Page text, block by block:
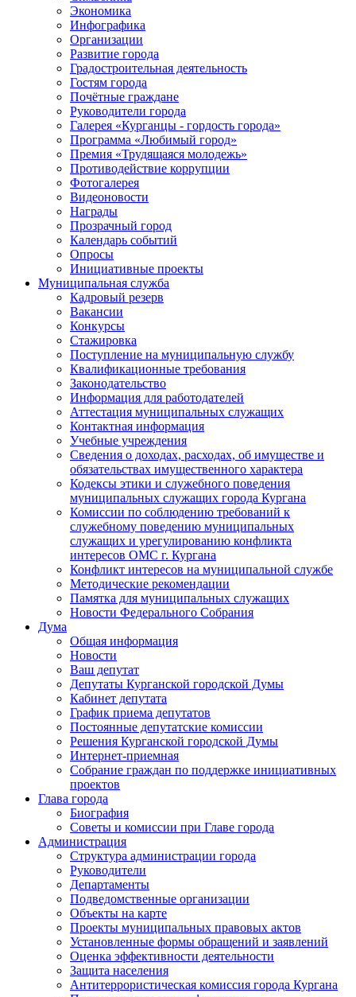
Экономика
Инфографика
Организации
Развитие города
Градостроительная деятельность
Гостям города
Почётные граждане
Руководители города
Галерея «Курганцы - гордость города»
Программа «Любимый город»
Премия «Трудящаяся молодежь»
Противодействие коррупции
Фотогалерея
Видеоновости
Награды
Прозрачный город
Календарь событий
Опросы
Инициативные проекты
Муниципальная служба
Кадровый резерв
Вакансии
Конкурсы
Стажировка
Поступление на муниципальную службу
Квалификационные требования
Законодательство
Информация для работодателей
Аттестация муниципальных служащих
Контактная информация
Учебные учреждения
Сведения о доходах, расходах, об имуществе и
обязательствах имущественного характера
Кодексы этики и служебного поведения
муниципальных служащих города Кургана
Комиссии по соблюдению требований к
служебному поведению муниципальных
служащих и урегулированию конфликта
интересов ОМС г. Кургана
Конфликт интересов на муниципальной службе
Методические рекомендации
Памятка для муниципальных служащих
Новости Федерального Cобрания
Дума
Общая информация
Новости
Ваш депутат
Депутаты Курганской городской Думы
Кабинет депутата
График приема депутатов
Постоянные депутатские комиссии
Решения Курганской городской Думы
Интернет-приемная
Собрание граждан по поддержке инициативных
проектов
Глава города
Биография
Советы и комиссии при Главе города
Администрация
Структура администрации города
Руководители
Департаменты
Подведомственные организации
Объекты на карте
Проекты муниципальных правовых актов
Установленные формы обращений и заявлений
Оценка эффективности деятельности
Защита населения
Антитеррористическая комиссия города Кургана